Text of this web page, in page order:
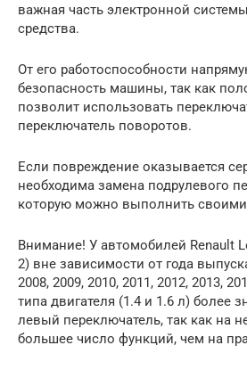
важная часть электронной
средства.
От его работоспособности
безопасность машины, так как
позволит использовать
переключатель поворотов.
Если повреждение оказывается
необходима замена подрулевого
которую можно выполнить
Внимание! У автомобилей Renault
2) вне зависимости от года
2008, 2009, 2010, 2011, 2012, 2013,
типа двигателя (1.4 и 1.6 л) более
левый переключатель, так как на
большее число функций, чем на